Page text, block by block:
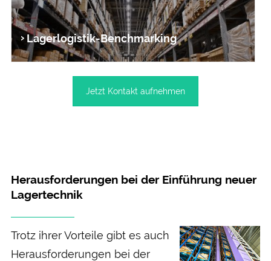
Lager­logistik-Bench­marking
Jetzt Kontakt aufnehmen
Herausforderungen bei der Einführung neuer
Lagertechnik
Trotz ihrer Vorteile gibt es auch
Heraus­forderungen bei der